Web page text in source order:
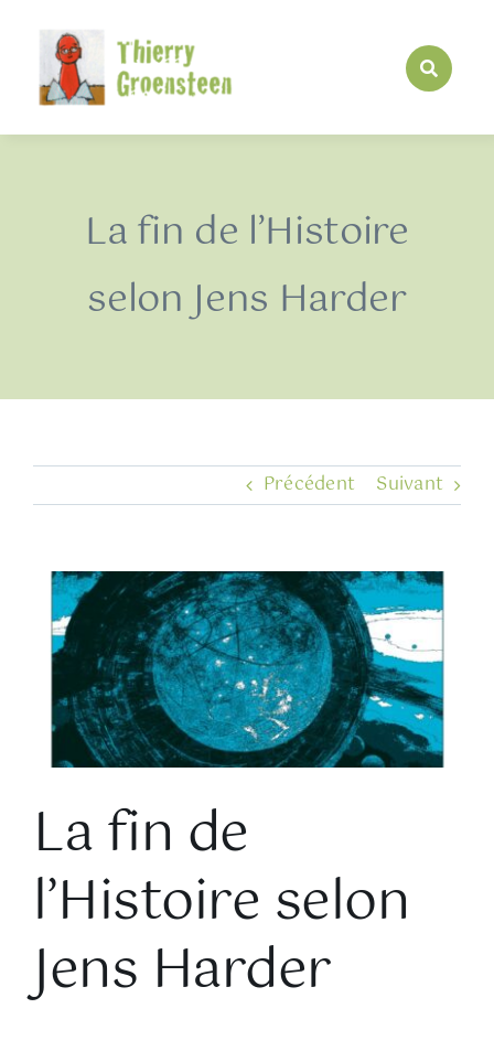
contenu
La fin de l’Histoire
selon Jens Harder
Précédent Suivant
Voir
l'image
agrandie
La fin de
l’Histoire selon
Jens Harder